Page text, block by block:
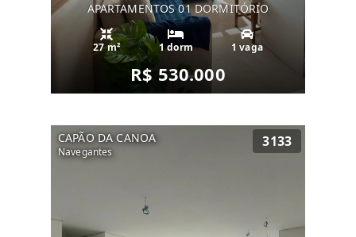
APARTAMENTOS 01 DORMITÓRIO
27 m² 1 dorm 1 vaga
R$ 530.000
CAPÃO DA CANOA
Navegantes
3133